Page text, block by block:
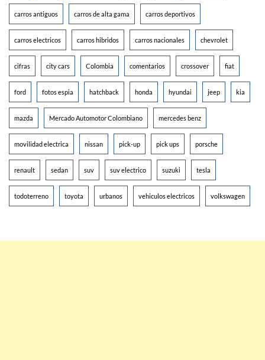
carros antiguos carros de alta gama carros deportivos
carros electricos carros hibridos carros nacionales chevrolet
cifras city cars Colombia comentarios crossover fiat
ford fotos espia hatchback honda hyundai jeep kia
mazda Mercado Automotor Colombiano mercedes benz
movilidad electrica nissan pick-up pick ups porsche
renault sedan suv suv electrico suzuki tesla
todoterreno toyota urbanos vehiculos electricos volkswagen